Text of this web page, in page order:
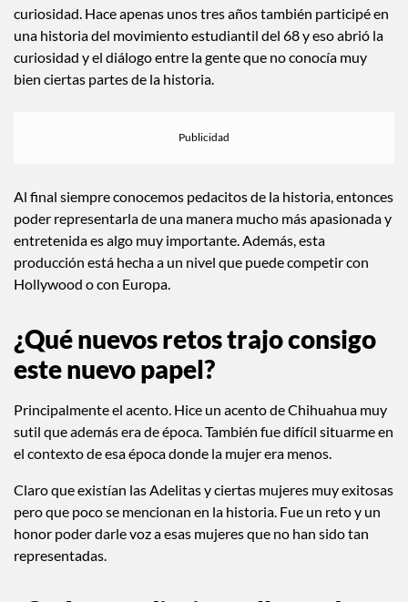
creo que abren no solamente el diálogo, sino que también la
curiosidad. Hace apenas unos tres años también participé en
una historia del movimiento estudiantil del 68 y eso abrió la
curiosidad y el diálogo entre la gente que no conocía muy
Al final siempre conocemos pedacitos de la historia, entonces
poder representarla de una manera mucho más apasionada y
entretenida es algo muy importante. Además, esta
producción está hecha a un nivel que puede competir con
¿Qué nuevos retos trajo consigo
este nuevo papel?
Principalmente el acento. Hice un acento de Chihuahua muy
sutil que además era de época. También fue difícil situarme en
Claro que existían las Adelitas y ciertas mujeres muy exitosas
pero que poco se mencionan en la historia. Fue un reto y un
honor poder darle voz a esas mujeres que no han sido tan